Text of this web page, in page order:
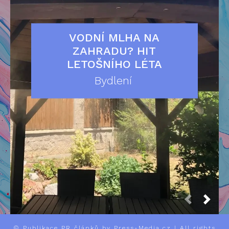
VODNÍ MLHA NA
ZAHRADU? HIT
LETOŠNÍHO LÉTA
Bydlení